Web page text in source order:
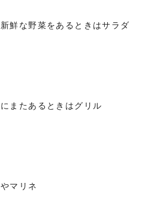
新鮮な野菜をあるときはサラダ
にまたあるときはグリル
やマリネ